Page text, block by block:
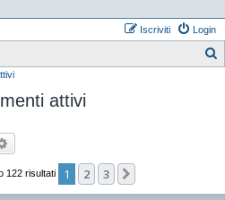
Login
Iscriviti
attivi
122 risultati 1 2 3